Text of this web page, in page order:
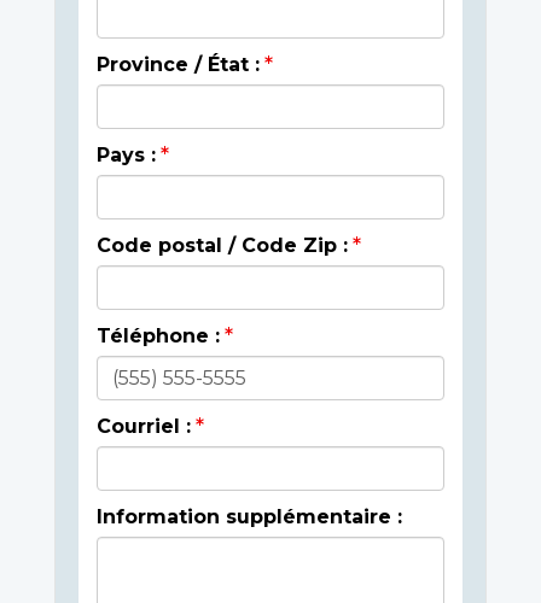
Province / État :
Pays :
Code postal / Code Zip :
Téléphone :
Courriel :
Information supplémentaire :